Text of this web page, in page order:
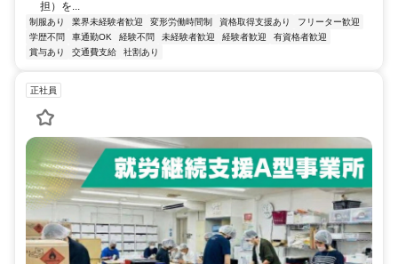
担）を...
制服あり 業界未経験者歓迎 変形労働時間制 資格取得支援あり
フリーター歓迎
学歴不問
車通勤OK 経験不問 未経験者歓迎 経験者歓迎
有資格者歓迎
賞与あり
交通費支給 社割あり
正社員